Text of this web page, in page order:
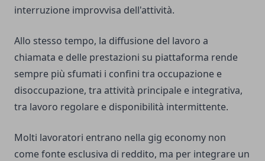
interruzione improvvisa dell'attività.
Allo stesso tempo, la diffusione del lavoro a
chiamata e delle prestazioni su piattaforma rende
sempre più sfumati i confini tra occupazione e
disoccupazione, tra attività principale e integrativa,
tra lavoro regolare e disponibilità intermittente.
Molti lavoratori entrano nella gig economy non
come fonte esclusiva di reddito, ma per integrare un